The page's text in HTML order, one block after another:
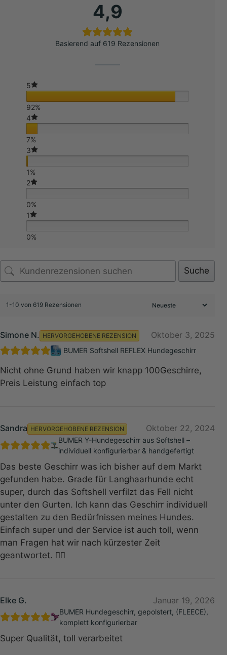
4,9
Basierend auf 619 Rezensionen
5
92%
4
7%
3
1%
2
0%
1
0%
Suche
1-10 von 619 Rezensionen
Simone N. HERVORGEHOBENE REZENSION Oktober 3, 2025
BUMER Softshell REFLEX Hundegeschirr
Nicht ohne Grund haben wir knapp 100Geschirre,
Preis Leistung einfach top
Sandra HERVORGEHOBENE REZENSION Oktober 22, 2024
BUMER Y-Hundegeschirr aus Softshell –
individuell konfigurierbar & handgefertigt
Das beste Geschirr was ich bisher auf dem Markt
gefunden habe. Grade für Langhaarhunde echt
super, durch das Softshell verfilzt das Fell nicht
unter den Gurten. Ich kann das Geschirr individuell
gestalten zu den Bedürfnissen meines Hundes.
Einfach super und der Service ist auch toll, wenn
man Fragen hat wir nach kürzester Zeit
geantwortet. 👍🏻
Elke G. Januar 19, 2026
BUMER Hundegeschirr, gepolstert, (FLEECE),
komplett konfigurierbar
Super Qualität, toll verarbeitet